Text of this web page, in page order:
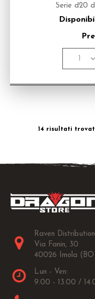
Serie d20
14 risultati
Raven
Via Fanin, 30
40026 Imola
Lun - Ven:
9.00 - 13.00 /